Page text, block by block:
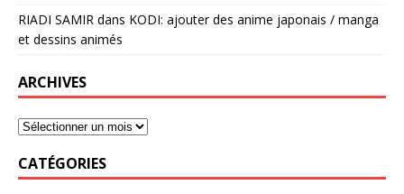
RIADI SAMIR dans KODI: ajouter des anime japonais / manga
et dessins animés
ARCHIVES
CATÉGORIES